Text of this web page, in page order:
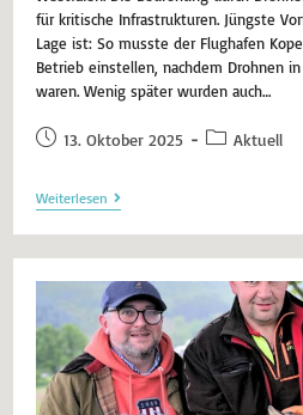
für kritische Infrastrukturen. Jüngste
Lage ist: So musste der Flughafen
Betrieb einstellen, nachdem Drohnen
waren. Wenig später wurden auch…
13. Oktober 2025 Aktuell
Weiterlesen